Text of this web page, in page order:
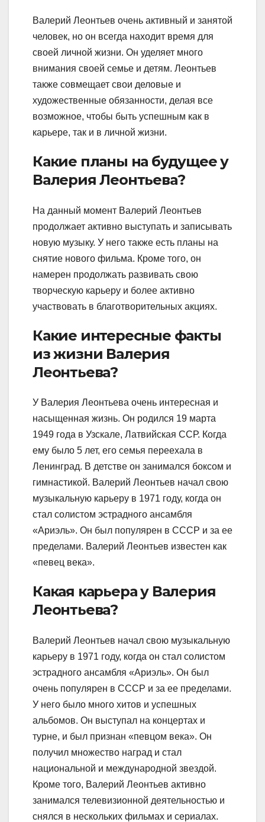
Валерий Леонтьев очень активный и занятой
человек, но он всегда находит время для
своей личной жизни. Он уделяет много
внимания своей семье и детям. Леонтьев
также совмещает свои деловые и
художественные обязанности, делая все
возможное, чтобы быть успешным как в
карьере, так и в личной жизни.
Какие планы на будущее у
Валерия Леонтьева?
На данный момент Валерий Леонтьев
продолжает активно выступать и записывать
новую музыку. У него также есть планы на
снятие нового фильма. Кроме того, он
намерен продолжать развивать свою
творческую карьеру и более активно
участвовать в благотворительных акциях.
Какие интересные факты
из жизни Валерия
Леонтьева?
У Валерия Леонтьева очень интересная и
насыщенная жизнь. Он родился 19 марта
1949 года в Узскале, Латвийская ССР. Когда
ему было 5 лет, его семья переехала в
Ленинград. В детстве он занимался боксом и
гимнастикой. Валерий Леонтьев начал свою
музыкальную карьеру в 1971 году, когда он
стал солистом эстрадного ансамбля
«Ариэль». Он был популярен в СССР и за ее
пределами. Валерий Леонтьев известен как
«певец века».
Какая карьера у Валерия
Леонтьева?
Валерий Леонтьев начал свою музыкальную
карьеру в 1971 году, когда он стал солистом
эстрадного ансамбля «Ариэль». Он был
очень популярен в СССР и за ее пределами.
У него было много хитов и успешных
альбомов. Он выступал на концертах и
турне, и был признан «певцом века». Он
получил множество наград и стал
национальной и международной звездой.
Кроме того, Валерий Леонтьев активно
занимался телевизионной деятельностью и
снялся в нескольких фильмах и сериалах.